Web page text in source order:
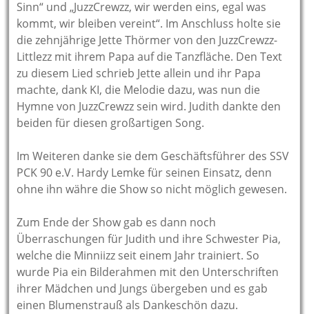
Sinn“ und „JuzzCrewzz, wir werden eins, egal was
kommt, wir bleiben vereint“. Im Anschluss holte sie
die zehnjährige Jette Thörmer von den JuzzCrewzz-
Littlezz mit ihrem Papa auf die Tanzfläche. Den Text
zu diesem Lied schrieb Jette allein und ihr Papa
machte, dank KI, die Melodie dazu, was nun die
Hymne von JuzzCrewzz sein wird. Judith dankte den
beiden für diesen großartigen Song.
Im Weiteren danke sie dem Geschäftsführer des SSV
PCK 90 e.V. Hardy Lemke für seinen Einsatz, denn
ohne ihn währe die Show so nicht möglich gewesen.
Zum Ende der Show gab es dann noch
Überraschungen für Judith und ihre Schwester Pia,
welche die Minniizz seit einem Jahr trainiert. So
wurde Pia ein Bilderahmen mit den Unterschriften
ihrer Mädchen und Jungs übergeben und es gab
einen Blumenstrauß als Dankeschön dazu.